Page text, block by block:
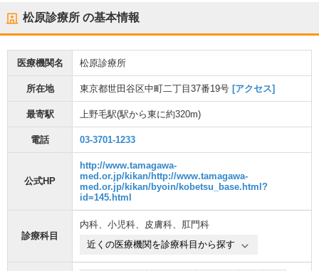
松原診療所 の基本情報
医療機関名 松原診療所
所在地 東京都世田谷区中町二丁目37番19号 [アクセス]
最寄駅 上野毛駅(駅から東に約320m)
電話 03-3701-1233
公式HP
http://www.tamagawa-
med.or.jp/kikan/http://www.tamagawa-
med.or.jp/kikan/byoin/kobetsu_base.html?
id=145.html
診療科目
内科、 小児科、 皮膚科、 肛門科
近くの医療機関を診療科目から探す